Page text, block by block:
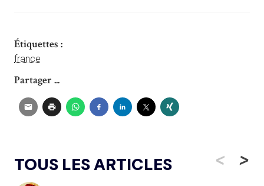
Étiquettes :
france
Partager ...
TOUS LES ARTICLES < >